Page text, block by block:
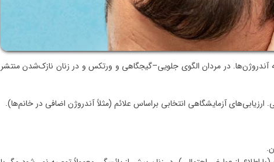
در مردان الگوی جلویی–گیجگاهی و ورتکس و در زنان نازک‌شدن منتشر
آزمایشگاهی انتخابی براساس علائم (مثلاً آندروژن اضافی در خانم‌ها).